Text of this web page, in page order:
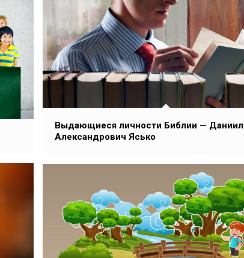
Выдающиеся личности Библии — Даниил
Александрович Ясько